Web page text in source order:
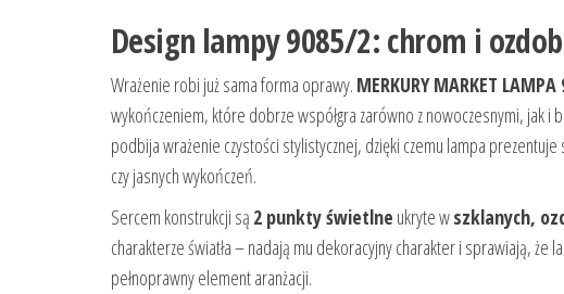
Design lampy 9085/2: chrom i
Wrażenie robi już sama forma oprawy. MERKURY MARKET
wykończeniem, które dobrze współgra zarówno z nowoczesnymi, jak i
podbija wrażenie czystości stylistycznej, dzięki czemu lampa
czy jasnych wykończeń.
Sercem konstrukcji są 2 punkty świetlne ukryte wszklanych,
charakterze światła – nadają mu dekoracyjny charakter i sprawiają, że
pełnoprawny element aranżacji.